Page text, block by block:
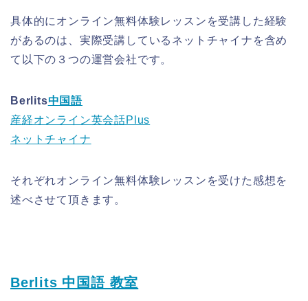
具体的にオンライン無料体験レッスンを受講した経験
があるのは、実際受講しているネットチャイナを含め
て以下の３つの運営会社です。
Berlits中国語
産経オンライン英会話Plus
ネットチャイナ
それぞれオンライン無料体験レッスンを受けた感想を
述べさせて頂きます。
Berlits 中国語 教室